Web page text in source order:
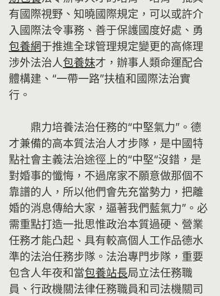
有國際視野、知曉國際規定，可以或許介
入國際法令事務、善于保護國度好處、勇
包養網于推進全球管理規定變更的高條理
涉外法治人包養妹才，辦事人類命運配合
體構建、“一帶一路”扶植和國際法治實
行。
鼎力培養法治任務的“中堅氣力”。德
才兼備的高本質法治人才步隊，是中國特
點社會主義法治途徑上的“中堅“沒錯，是
對婚事的懺悔，不過席家不願意做那個不
靠譜的人，所以他們會先充當勢力，把離
婚的消息傳給大家，逼著我們藍氣力”。必
需重點打造一批思惟政治本質過硬、營業
任務才能凸起、具有較高個人工作品德水
準的法治任務步隊。法治專門步隊，重要
包含人年夜和當包養站長局立法任務職
員、行政機關法律任務職員和司法機關司